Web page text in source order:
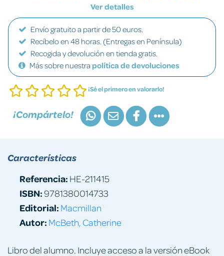
Ver detalles
Envío gratuito a partir de 50 euros.
Recíbelo en 48 horas. (Entregas en Península)
Recogida y devolución en tienda gratis.
Más sobre nuestra política de devoluciones
¡Sé el primero en valorarlo!
¡Compártelo!
Libro del alumno. Incluye acceso a la versión eBook
Características
Referencia: HE-211415
ISBN:9781380014733
Editorial: Macmillan
Autor: McBeth, Catherine